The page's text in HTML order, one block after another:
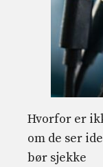
Hvorfor er
om de ser
bør sjekke